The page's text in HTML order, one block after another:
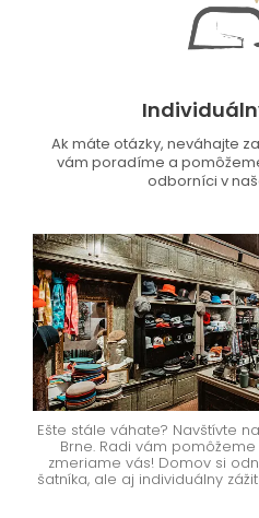
Ak máte otázky, neváhajte
vám poradíme a
odborníci v
Ešte stále váhate? Navštívte
Brne. Radi vám
zmeriame vás! Domov si
šatníka, ale aj individuálny